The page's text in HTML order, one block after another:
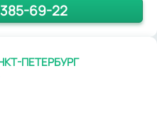
69-22
ПЕТЕРБУРГ